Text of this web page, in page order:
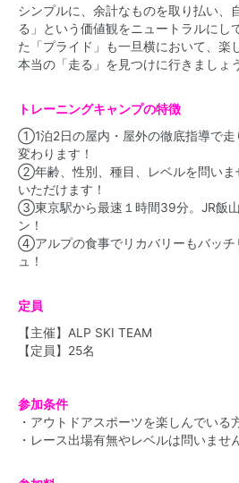
シンプルに、余計なものを取り払い、
る」という価値観をニュートラルにし
た「プライド」も一旦横において、楽
本当の「走る」を見つけに行きましょ
トレーニングキャンプの特徴
①1泊2日の屋内・屋外の徹底指導で走
変わります！
②年齢、性別、種目、レベルを問いま
いただけます！
③東京駅から最速１時間39分。JR飯
ン！
④アルプの食事でリカバリーもバッチ
ュ！
定員
【主催】ALP SKI TEAM
【定員】25名
参加条件
・アウトドアスポーツを楽しんでいる
・レース出場有無やレベルは問いませ